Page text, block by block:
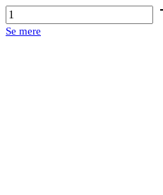
19"
alufælge
med
Se mere